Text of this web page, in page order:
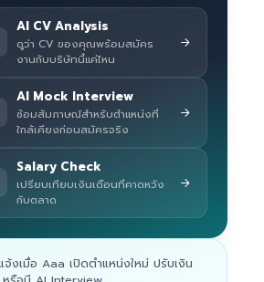
Bangkok,
Thailand
AI CV Analysis
ดูว่า CV ของคุณพร้อมสมัคร
งานกับบริษัทนี้แค่ไหน
AI Mock Interview
ซ้อมสัมภาษณ์สำหรับตำแหน่งที่
ใกล้เคียงก่อนสมัครจริง
Salary Check
เปรียบเทียบเงินเดือนที่คาดหวัง
กับตลาด
แจ้งเมื่อ Aaa เปิดตำแหน่งใหม่ ปรับเงิน